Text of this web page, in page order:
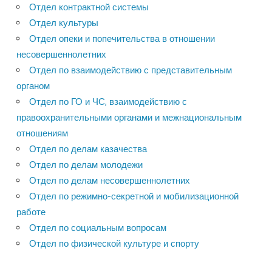
Отдел контрактной системы
Отдел культуры
Отдел опеки и попечительства в отношении
несовершеннолетних
Отдел по взаимодействию с представительным
органом
Отдел по ГО и ЧС, взаимодействию с
правоохранительными органами и межнациональным
отношениям
Отдел по делам казачества
Отдел по делам молодежи
Отдел по делам несовершеннолетних
Отдел по режимно-секретной и мобилизационной
работе
Отдел по социальным вопросам
Отдел по физической культуре и спорту